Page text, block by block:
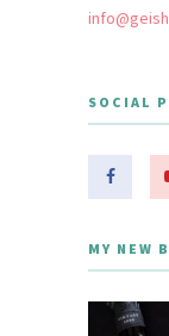
SOCIAL
MY NEW